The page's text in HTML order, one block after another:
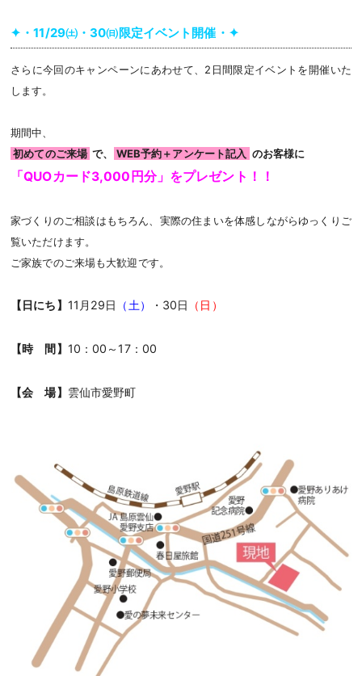
✦・11/29㈯・30㈰限定イベント開催・✦
さらに今回のキャンペーンにあわせて、2日間限定イベントを開催いた
します。
期間中、
初めてのご来場 で、 WEB予約＋アンケート記入 のお客様に
「QUOカード3,000円分」をプレゼント！！
家づくりのご相談はもちろん、実際の住まいを体感しながらゆっくりご
覧いただけます。
ご家族でのご来場も大歓迎です。
【日にち】 11月29日 （土） ・30日 （日）
【時 間】 10：00～17：00
【会 場】 雲仙市愛野町